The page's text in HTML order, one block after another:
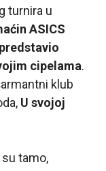
turnira u
ASICS
cipelama.
klub
U svojoj
tamo,